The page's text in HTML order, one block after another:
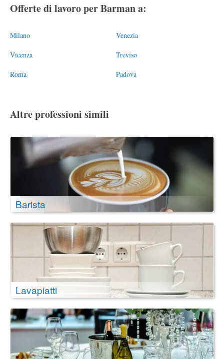
Offerte di lavoro per Barman a:
Milano
Vicenza
Roma
Venezia
Treviso
Padova
Altre professioni simili
Barista
Lavapiatti